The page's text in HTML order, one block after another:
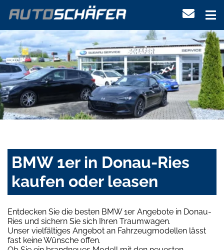
BMW 1er in Donau-Ries
kaufen oder leasen
Entdecken Sie die besten BMW 1er Angebote in Donau-
Ries und sichern Sie sich Ihren Traumwagen.
Unser vielfältiges Angebot an Fahrzeugmodellen lässt
fast keine Wünsche offen.